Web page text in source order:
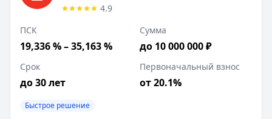
4.9
ПСК
19,336 % – 35,163 %
Сумма
до 10 000 000 ₽
Срок
до 30 лет
Первоначальный взнос
от 20.1%
Быстрое решение